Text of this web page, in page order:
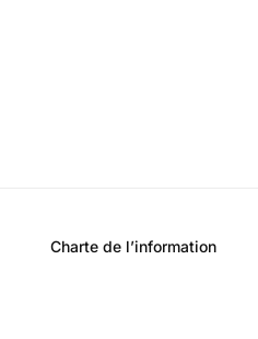
Charte de l’information